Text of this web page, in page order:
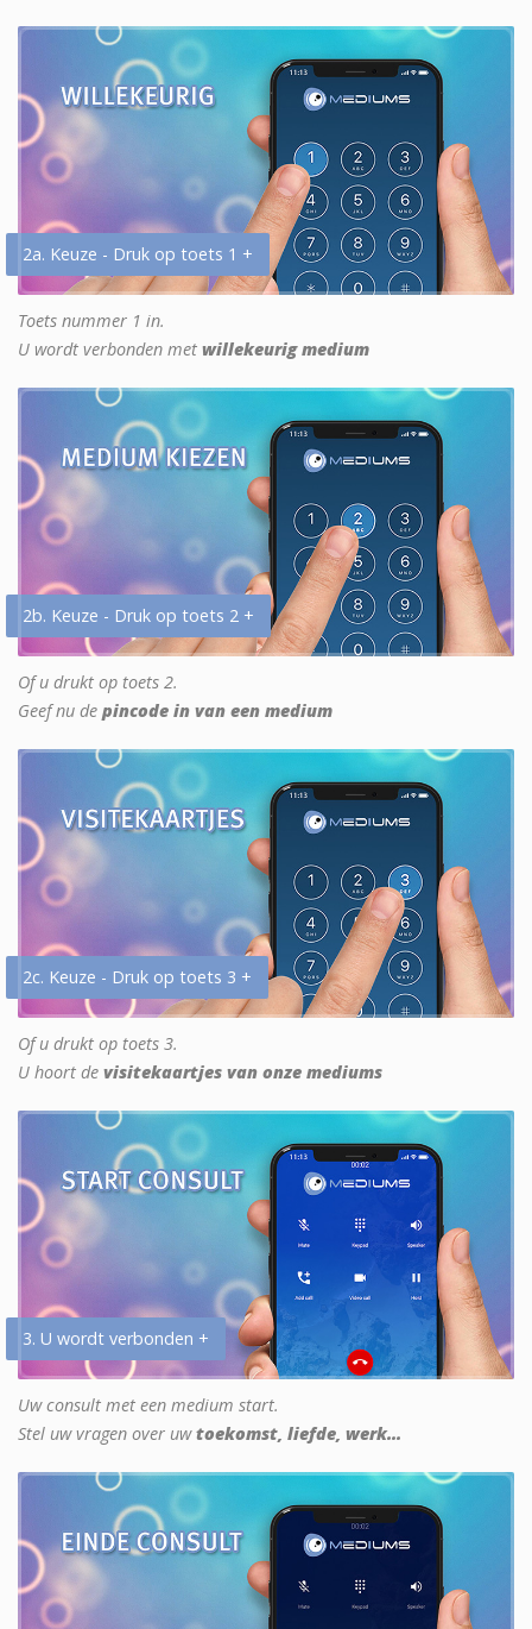
2a. Keuze - Druk op toets 1 +
Toets nummer 1 in.
U wordt verbonden met willekeurig medium
2b. Keuze - Druk op toets 2 +
Of u drukt op toets 2.
Geef nu de pincode in van een medium
2c. Keuze - Druk op toets 3 +
Of u drukt op toets 3.
U hoort de visitekaartjes van onze mediums
3. U wordt verbonden +
Uw consult met een medium start.
Stel uw vragen over uwtoekomst, liefde, werk...